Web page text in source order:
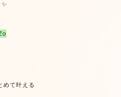
めて叶える